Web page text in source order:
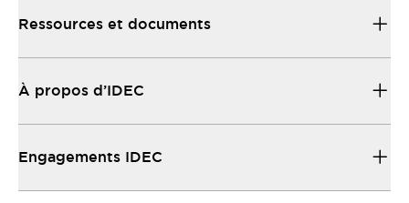
Ressources et documents
À propos d’IDEC
Engagements IDEC